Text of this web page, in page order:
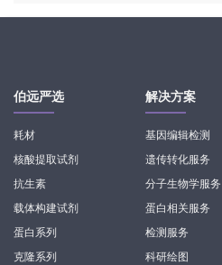
伯远严选
耗材
核酸提取试剂
抗生素
载体构建试剂
蛋白系列
克隆系列
解决方案
基因编辑检测
遗传转化服务
分子生物学服务
蛋白相关服务
检测服务
科研绘图